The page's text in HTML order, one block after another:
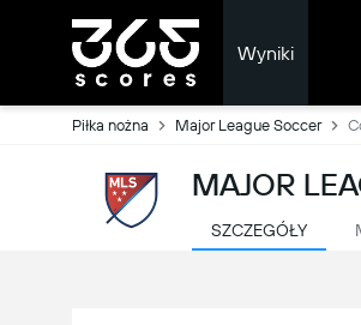
Wyniki
Piłka nożna Major League Soccer
MAJOR
SZCZEGÓŁY